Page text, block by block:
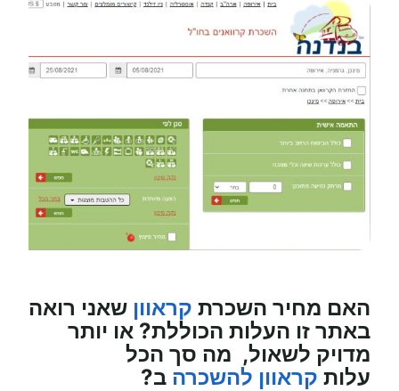
האם מחיר השכרת קראוון שאני רואה
באתר זו העלות הכוללת? או יותר
מדויק לשאול, מה סך הכל
עלות קראוון להשכרה ב?